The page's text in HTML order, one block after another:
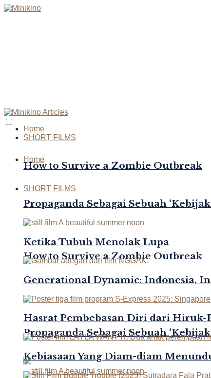
Home
SHORT FILMS
How to Survive a Zombie Outbreak
Propaganda Sebagai Sebuah
Home
SHORT FILMS
How to Survive a Zombie Outbreak
Propaganda Sebagai Sebuah
Ketika Tubuh Menolak Lupa
Generational Dynamic: Indonesia,
Hasrat Pembebasan Diri dari Hiruk-
Kebiasaan Yang Diam-diam